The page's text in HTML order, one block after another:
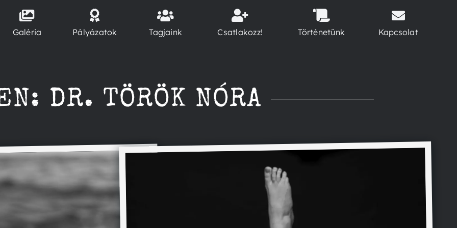
Galéria Pályázatok Tagjaink Csatlakozz! Történetünk Kapcsolat
DR. TÖRÖK NÓRA